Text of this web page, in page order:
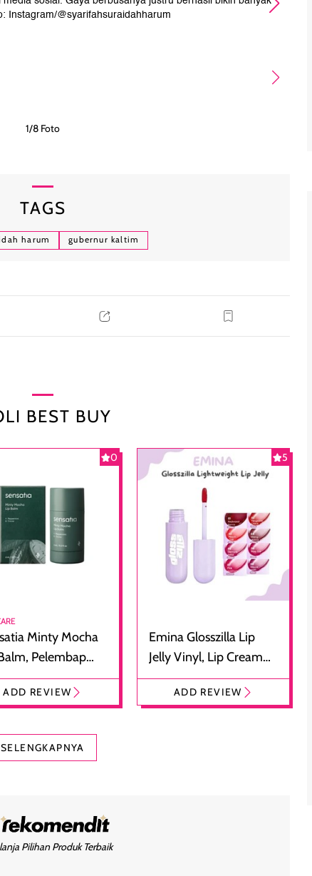
Instagram/@syarifahsuraidahharum
1/8 Foto
TAGS
harum gubernur kaltim
BEST BUY
0
Minty Mocha
Pelembap
dengan Aroma
ADD REVIEW
5
Emina Glosszilla Lip
Jelly Vinyl, Lip Cream
Glossy Ringan dengan
Efek Bibir Plumpy
ADD REVIEW
SELENGKAPNYA
Pilihan Produk Terbaik